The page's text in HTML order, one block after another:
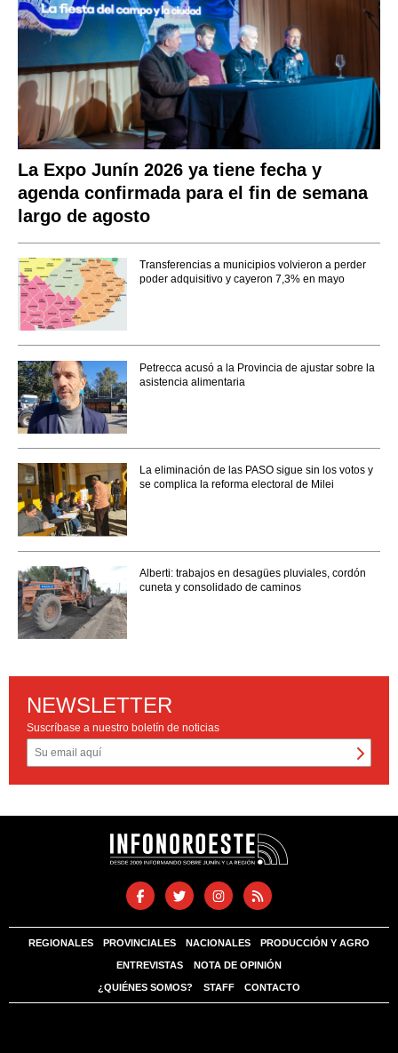
La Expo Junín 2026 ya tiene fecha y
agenda confirmada para el fin de semana
largo de agosto
Transferencias a municipios volvieron a perder
poder adquisitivo y cayeron 7,3% en mayo
Petrecca acusó a la Provincia de ajustar sobre la
asistencia alimentaria
La eliminación de las PASO sigue sin los votos y
se complica la reforma electoral de Milei
Alberti: trabajos en desagües pluviales, cordón
cuneta y consolidado de caminos
NEWSLETTER
Suscríbase a nuestro boletín de noticias
REGIONALES PROVINCIALES NACIONALES PRODUCCIÓN Y AGRO
ENTREVISTAS NOTA DE OPINIÓN
¿QUIÉNES SOMOS? STAFF CONTACTO